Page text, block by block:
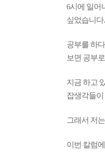
6시에 일어
싶었습니다.
공부를 하
보면 공부
지금 하고
잡생각들
그래서 저
이번 칼럼